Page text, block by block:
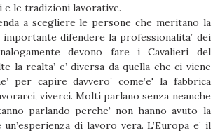
e le tradizioni lavorative.
a scegliere le persone che meritano la
importante difendere la professionalita’ dei
devono fare i Cavalieri del
la realta’ e’ diversa da quella che ci viene
per capire davvero’ come’e' la fabbrica
viverci. Molti parlano senza neanche
parlando perche’ non hanno avuto la
di lavoro vera. L’Europa e’ il